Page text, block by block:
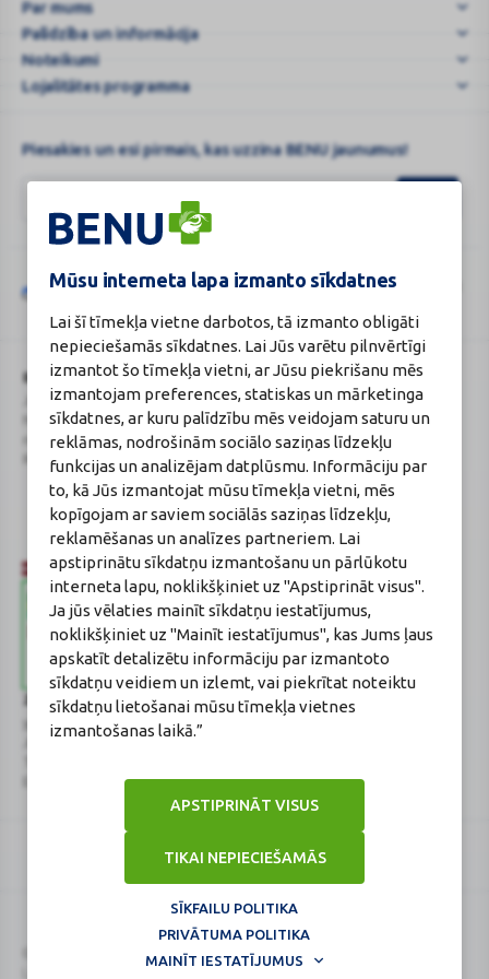
Mūsu interneta lapa izmanto sīkdatnes
Lai šī tīmekļa vietne darbotos, tā izmanto obligāti
nepieciešamās sīkdatnes. Lai Jūs varētu pilnvērtīgi
izmantot šo tīmekļa vietni, ar Jūsu piekrišanu mēs
izmantojam preferences, statiskas un mārketinga
sīkdatnes, ar kuru palīdzību mēs veidojam saturu un
reklāmas, nodrošinām sociālo saziņas līdzekļu
funkcijas un analizējam datplūsmu. Informāciju par
to, kā Jūs izmantojat mūsu tīmekļa vietni, mēs
kopīgojam ar saviem sociālās saziņas līdzekļu,
reklamēšanas un analīzes partneriem. Lai
apstiprinātu sīkdatņu izmantošanu un pārlūkotu
interneta lapu, noklikšķiniet uz "Apstiprināt visus".
Ja jūs vēlaties mainīt sīkdatņu iestatījumus,
noklikšķiniet uz "Mainīt iestatījumus", kas Jums ļaus
apskatīt detalizētu informāciju par izmantoto
sīkdatņu veidiem un izlemt, vai piekrītat noteiktu
sīkdatņu lietošanai mūsu tīmekļa vietnes
izmantošanas laikā.”
TIKAI NEPIECIEŠAMĀS
APSTIPRINĀT VISUS
SĪKFAILU POLITIKA
PRIVĀTUMA POLITIKA
MAINĪT IESTATĪJUMUS
|
BENU.LV
–
e
Par mums
Palīdzība un informācija
Noteikumi
Lojalitātes programma
Piesakies un esi pirmais, kas uzzina BENU jaunumus!
Google
reCAPTCHA
Šo vietni aizsargā „reCAPTCHA“, un uz to attiecas „Google“
BENU Aptieka Latvija, SIA
Juridiskā adrese / Faktiskā adrese:
Noliktavu iela 5, Dreiliņi, Stopiņu
novads, LV-2130
Reģistrācijas Nr.: 40003252167
Licence
Licences numurs: A00010
E-aptiekas kontakti
Aptiekas vadītāja:
Sertificēta farmaceite: Jeļena
Gončarova
Reģistrācijas Nr.: F-0834
Sertifikāta Nr.: 215.2025
Zāļu valsts aģentūra
www.zva.gov.lv
Jersikas iela 15, Rīga
E-pasts: info@zva.gov.lv
Veselības inspekcija
E-pasts: vi@vi.gov.lv
. Visas tiesības aizsargātas.
Logo